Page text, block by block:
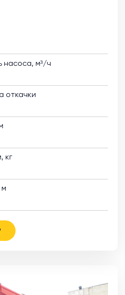
насоса, м³/ч
откачки
кг
м